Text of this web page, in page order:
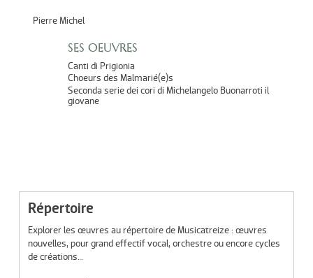
Pierre Michel
SES OEUVRES
Canti di Prigionia
Choeurs des Malmarié(e)s
Seconda serie dei cori di Michelangelo Buonarroti il
giovane
Répertoire
Explorer les œuvres au répertoire de Musicatreize : œuvres
nouvelles, pour grand effectif vocal, orchestre ou encore cycles
de créations…